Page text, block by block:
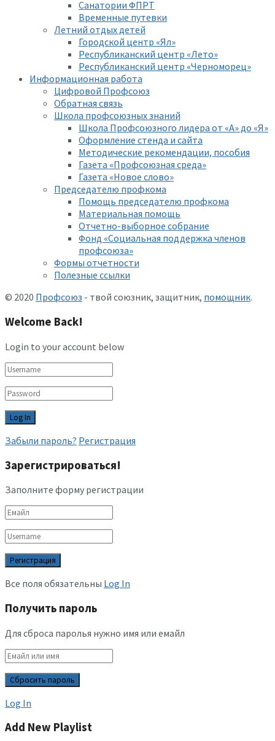
Санатории ФПРТ
Временные путевки
Летний отдых детей
Городской центр «Ял»
Республиканский центр «Лето»
Республиканский центр «Черноморец»
Информационная работа
Цифровой Профсоюз
Обратная связь
Школа профсоюзных знаний
Школа Профсоюзного лидера от «А» до «Я»
Оформление стенда и сайта
Методические рекомендации, пособия
Газета «Профсоюзная среда»
Газета «Новое слово»
Председателю профкома
Помощь председателю профкома
Материальная помощь
Отчетно-выборное собрание
Фонд «Социальная поддержка членов
профсоюза»
Формы отчетности
Полезные ссылки
© 2020 Профсоюз - твой союзник, защитник, помощник.
Welcome Back!
Login to your account below
Забыли пароль? Регистрация
Зарегистрироваться!
Заполните форму регистрации
Все поля обязательны Log In
Получить пароль
Для сброса паролья нужно имя или емайл
Log In
Add New Playlist